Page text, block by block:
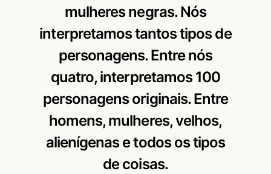
mulheres negras. Nós
interpretamos tantos tipos de
personagens. Entre nós
quatro, interpretamos 100
personagens originais. Entre
homens, mulheres, velhos,
alienígenas e todos os tipos
de coisas.